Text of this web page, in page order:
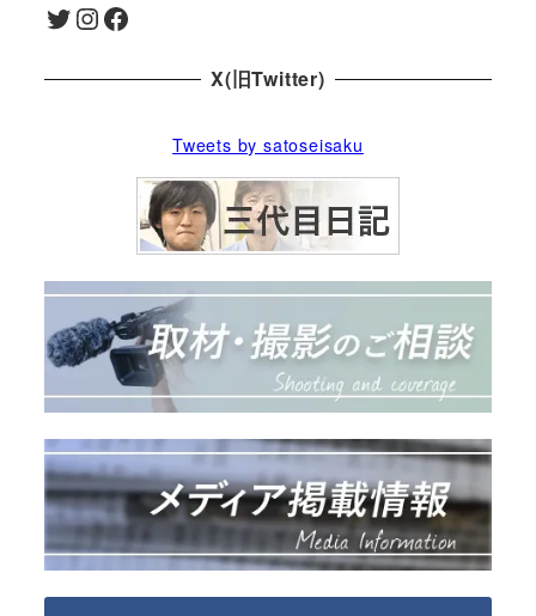
Twitter InstagramFacebook
X(旧Twitter)
Tweets by satoseisaku